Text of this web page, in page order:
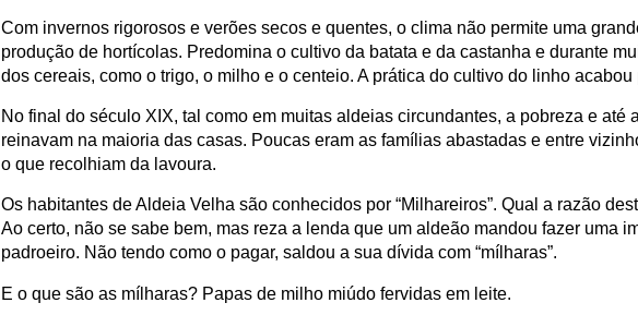
Com invernos rigorosos e verões secos e quentes, o clima não permite uma
produção de hortícolas. Predomina o cultivo da batata e da castanha e durante
dos cereais, como o trigo, o milho e o centeio. A prática do cultivo do linho acabou
No final do século XIX, tal como em muitas aldeias circundantes, a pobreza e até
reinavam na maioria das casas. Poucas eram as famílias abastadas e entre
o que recolhiam da lavoura.
Os habitantes de Aldeia Velha são conhecidos por “Milhareiros”. Qual a razão
Ao certo, não se sabe bem, mas reza a lenda que um aldeão mandou fazer uma
padroeiro. Não tendo como o pagar, saldou a sua dívida com “mílharas”.
E o que são as mílharas? Papas de milho miúdo fervidas em leite.